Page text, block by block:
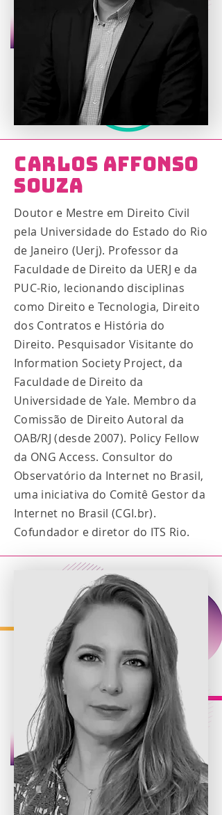
Carlos Affonso
Souza
Doutor e Mestre em Direito Civil
pela Universidade do Estado do Rio
de Janeiro (Uerj). Professor da
Faculdade de Direito da UERJ e da
PUC-Rio, lecionando disciplinas
como Direito e Tecnologia, Direito
dos Contratos e História do
Direito. Pesquisador Visitante do
Information Society Project, da
Faculdade de Direito da
Universidade de Yale. Membro da
Comissão de Direito Autoral da
OAB/RJ (desde 2007). Policy Fellow
da ONG Access. Consultor do
Observatório da Internet no Brasil,
uma iniciativa do Comitê Gestor da
Internet no Brasil (CGI.br).
Cofundador e diretor do ITS Rio.